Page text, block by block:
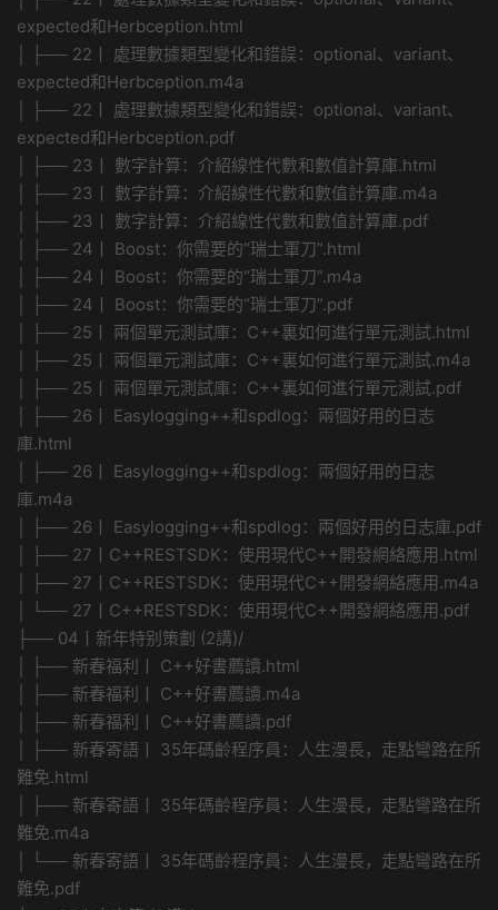
expected和Herbception.html
│ ├── 22丨 處理數據類型變化和錯誤：optional、variant、
expected和Herbception.m4a
│ ├── 22丨 處理數據類型變化和錯誤：optional、variant、
expected和Herbception.pdf
│ ├── 23丨 數字計算：介紹線性代數和數值計算庫.html
│ ├── 23丨 數字計算：介紹線性代數和數值計算庫.m4a
│ ├── 23丨 數字計算：介紹線性代數和數值計算庫.pdf
│ ├── 24丨 Boost：你需要的“瑞士軍刀”.html
│ ├── 24丨 Boost：你需要的“瑞士軍刀”.m4a
│ ├── 24丨 Boost：你需要的“瑞士軍刀”.pdf
│ ├── 25丨 兩個單元測試庫：C++裏如何進行單元測試.html
│ ├── 25丨 兩個單元測試庫：C++裏如何進行單元測試.m4a
│ ├── 25丨 兩個單元測試庫：C++裏如何進行單元測試.pdf
│ ├── 26丨 Easylogging++和spdlog：兩個好用的日志
庫.html
│ ├── 26丨 Easylogging++和spdlog：兩個好用的日志
庫.m4a
│ ├── 26丨 Easylogging++和spdlog：兩個好用的日志庫.pdf
│ ├── 27丨C++RESTSDK：使用現代C++開發網絡應用.html
│ ├── 27丨C++RESTSDK：使用現代C++開發網絡應用.m4a
│ └── 27丨C++RESTSDK：使用現代C++開發網絡應用.pdf
├── 04丨新年特别策劃 (2講)/
│ ├── 新春福利丨 C++好書薦讀.html
│ ├── 新春福利丨 C++好書薦讀.m4a
│ ├── 新春福利丨 C++好書薦讀.pdf
│ ├── 新春寄語丨 35年碼齡程序員：人生漫長，走點彎路在所
難免.html
│ ├── 新春寄語丨 35年碼齡程序員：人生漫長，走點彎路在所
難免.m4a
│ └── 新春寄語丨 35年碼齡程序員：人生漫長，走點彎路在所
難免.pdf